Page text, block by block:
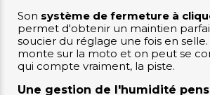
Son système de fermeture à
permet d'obtenir un maintien
soucier du réglage une fois en
monte sur la moto et on peut se
qui compte vraiment, la piste.
Une gestion de l'humidité